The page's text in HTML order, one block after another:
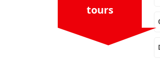
tours